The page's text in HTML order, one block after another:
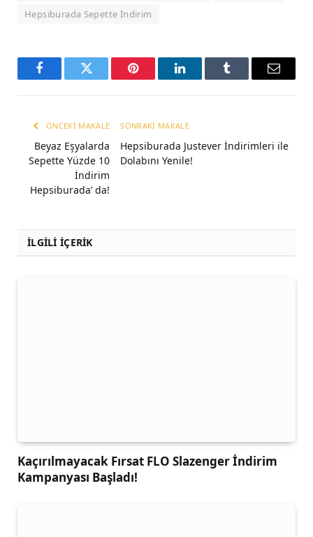
Hepsiburada Sepette İndirim
FacebookTwitter Pinterest LinkedInTumblr Email
ÖNCEKI MAKALE
Beyaz Eşyalarda
Sepette Yüzde 10
İndirim
Hepsiburada’ da!
SONRAKI MAKALE
Hepsiburada Justever İndirimleri ile
Dolabını Yenile!
İLGİLİ İÇERİK
Kaçırılmayacak Fırsat FLO Slazenger İndirim
Kampanyası Başladı!